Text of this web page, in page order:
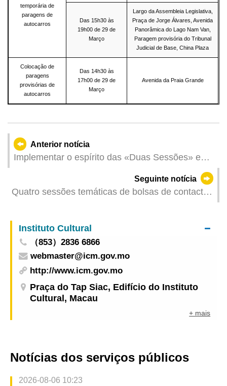
temporária de
paragens de
autocarros
Das 15h30 às
19h00 de 29 de
Março
Largo da Assembleia Legislativa,
Praça de Jorge Álvares, Avenida
Panorâmica do Lago Nam Van,
Paragem provisória do Tribunal
Judicial de Base, China Plaza
Colocação de
paragens
provisórias de
autocarros
Das 14h30 às
17h00 de 29 de
Março
Avenida da Praia Grande
Anterior notícia
Implementar o espírito das «Duas Sessões» e
promover o desenvolvimento de alta qualidade da
Zona de Cooperação Aprofundada entre
Guangdong e Macau em Hengqin
Seguinte notícia
Quatro sessões temáticas de bolsas de contactos
Instituto Cultural
（853）2836 6866
webmaster@icm.gov.mo
http://www.icm.gov.mo
Praça do Tap Siac, Edifício do Instituto
Cultural, Macau
+ mais
Notícias dos serviços públicos
2026-08-06 10:23